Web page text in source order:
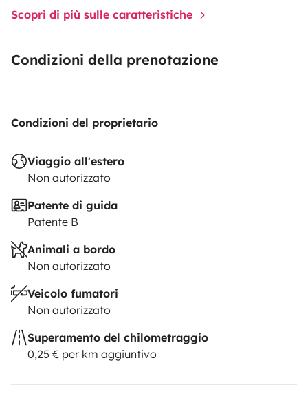
Scopri di più sulle caratteristiche
Condizioni della prenotazione
Condizioni del proprietario
Viaggio all'estero
Non autorizzato
Patente di guida
Patente B
Animali a bordo
Non autorizzato
Veicolo fumatori
Non autorizzato
Superamento del chilometraggio
0,25 € per km aggiuntivo